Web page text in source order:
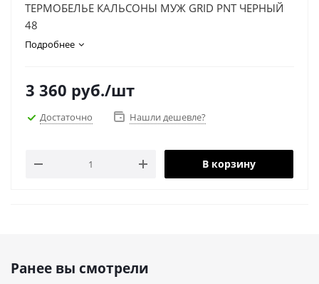
ТЕРМОБЕЛЬЕ КАЛЬСОНЫ МУЖ GRID PNT ЧЕРНЫЙ
48
Подробнее
3 360 руб./шт
Достаточно Нашли дешевле?
В корзину
Ранее вы смотрели